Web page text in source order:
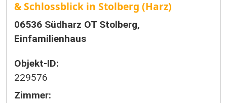
& Schlossblick in Stolberg (Harz)
06536 Südharz OT Stolberg,
Einfamilienhaus
Objekt-ID:
229576
Zimmer: